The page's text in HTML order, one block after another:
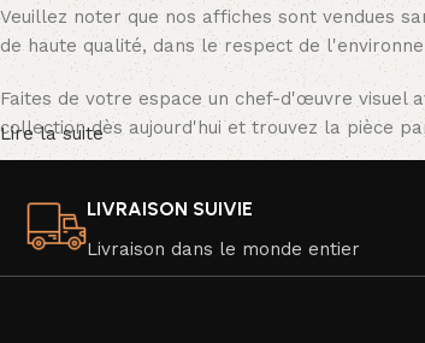
Veuillez noter que nos affiches sont vendues
de haute qualité, dans le respect de
Faites de votre espace un chef-d'œuvre visuel
collection dès aujourd'hui et trouvez la pièce
Lire la suite
LIVRAISON SUIVIE
Livraison dans le monde entier